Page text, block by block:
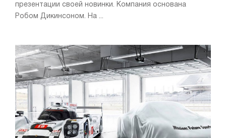
презентации своей новинки. Компания основана
Робом Дикинсоном. На ...